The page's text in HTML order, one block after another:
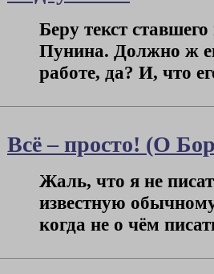
Беру текст
Пунина. Должно ж
работе, да? И, что
Всё – просто! (О
Жаль, что я не
известную
когда не о чём